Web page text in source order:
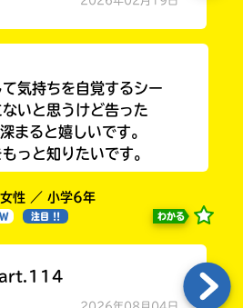
気持ちを自覚するシー
いと思うけど告った
まると嬉しいです。
っと知りたいです。
性 ／ 小学6年
注目 !! わかる